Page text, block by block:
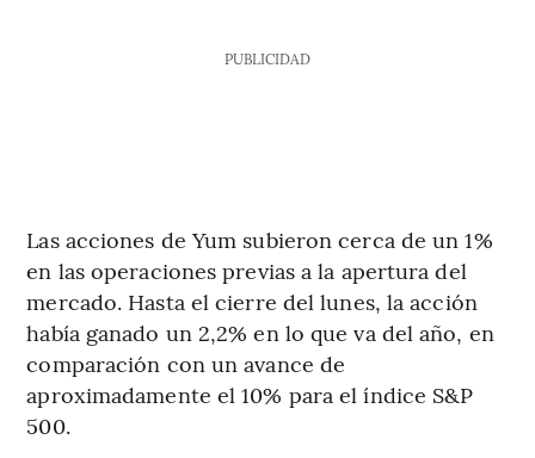
PUBLICIDAD
Las acciones de Yum subieron cerca de un 1%
en las operaciones previas a la apertura del
mercado. Hasta el cierre del lunes, la acción
había ganado un 2,2% en lo que va del año, en
comparación con un avance de
aproximadamente el 10% para el índice S&P
500.